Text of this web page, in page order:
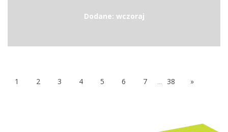
Dodane: wczoraj
1 2 3 4 5 6 7 ... 38 »